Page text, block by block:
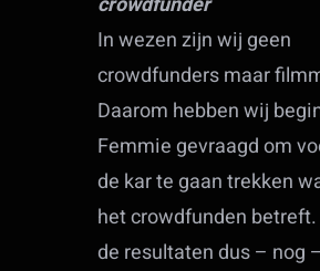
In wezen zijn wij geen
crowdfunders maar
Daarom hebben wij
Femmie gevraagd om
de kar te gaan trekken
het crowdfunden
de resultaten dus – nog